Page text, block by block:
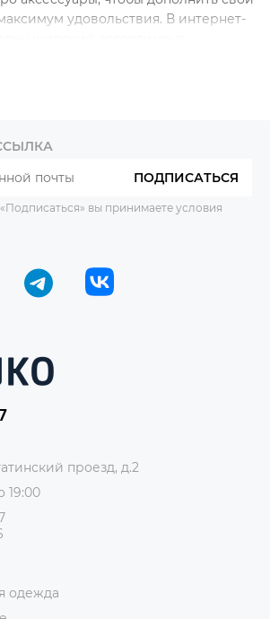
удовольствия. В интернет-
для мужчин. Вы можете подобрать
но и следующие изделия:
своих фантазий!
ПОДПИСАТЬСЯ
вы принимаете условия
проезд, д.2
19:00
одежда